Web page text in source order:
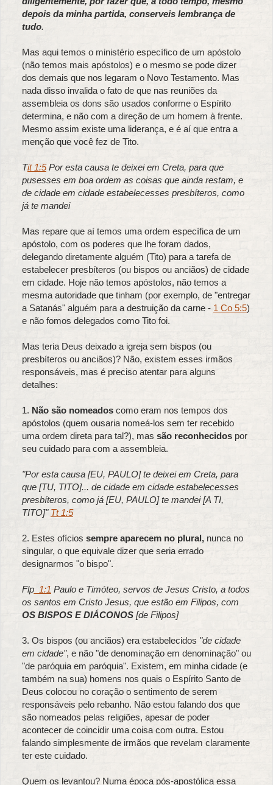
depois da minha partida, conserveis lembrança de
tudo.
Mas aqui temos o ministério específico de um apóstolo
(não temos mais apóstolos) e o mesmo se pode dizer
dos demais que nos legaram o Novo Testamento. Mas
nada disso invalida o fato de que nas reuniões da
assembleia os dons são usados conforme o Espírito
determina, e não com a direção de um homem à frente.
Mesmo assim existe uma liderança, e é aí que entra a
menção que você fez de Tito.
Tit 1:5Por esta causa te deixei em Creta, para que
pusesses em boa ordem as coisas que ainda restam, e
de cidade em cidade estabelecesses presbíteros, como
já te mandei
Mas repare que aí temos uma ordem específica de um
apóstolo, com os poderes que lhe foram dados,
delegando diretamente alguém (Tito) para a tarefa de
estabelecer presbíteros (ou bispos ou anciãos) de cidade
em cidade. Hoje não temos apóstolos, não temos a
mesma autoridade que tinham (por exemplo, de "entregar
a Satanás" alguém para a destruição da carne - 1 Co 5:5)
e não fomos delegados como Tito foi.
Mas teria Deus deixado a igreja sem bispos (ou
presbíteros ou anciãos)? Não, existem esses irmãos
responsáveis, mas é preciso atentar para alguns
detalhes:
1. Não são nomeados como eram nos tempos dos
apóstolos (quem ousaria nomeá-los sem ter recebido
uma ordem direta para tal?), mas são reconhecidos por
seu cuidado para com a assembleia.
"Por esta causa [EU, PAULO] te deixei em Creta, para
que [TU, TITO]... de cidade em cidade estabelecesses
presbíteros, como já [EU, PAULO] te mandei [A TI,
TITO]" Tt 1:5
2. Estes ofícios sempre aparecem no plural, nunca no
singular, o que equivale dizer que seria errado
designarmos "o bispo".
Flp _1:1 Paulo e Timóteo, servos de Jesus Cristo, a todos
os santos em Cristo Jesus, que estão em Filipos, com
OS BISPOS E DIÁCONOS [de Filipos]
3. Os bispos (ou anciãos) era estabelecidos "de cidade
em cidade", e não "de denominação em denominação" ou
"de paróquia em paróquia". Existem, em minha cidade (e
também na sua) homens nos quais o Espírito Santo de
Deus colocou no coração o sentimento de serem
responsáveis pelo rebanho. Não estou falando dos que
são nomeados pelas religiões, apesar de poder
acontecer de coincidir uma coisa com outra. Estou
falando simplesmente de irmãos que revelam claramente
ter este cuidado.
Quem os levantou? Numa época pós-apostólica essa